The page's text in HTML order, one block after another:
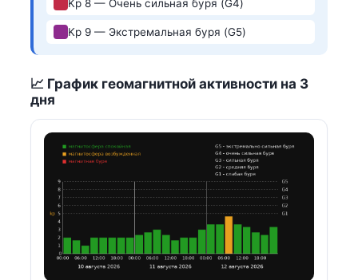
Kp 8 — Очень сильная буря (G4)
Kp 9 — Экстремальная буря (G5)
📈 График геомагнитной активности на 3
дня